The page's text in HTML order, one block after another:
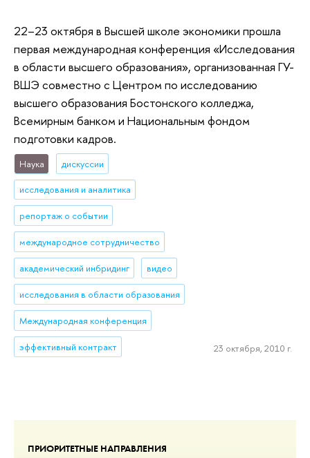
ПРИОРИТЕТНЫЕ НАПРАВЛЕНИЯ
22–23 октября в Высшей школе экономики прошла
первая международная конференция «Исследования
в области высшего образования», организованная ГУ-
ВШЭ совместно с Центром по исследованию
высшего образования Бостонского колледжа,
Всемирным банком и Национальным фондом
подготовки кадров.
Наука дискуссии
исследования и аналитика
репортаж о событии
международное сотрудничество
академический инбридинг видео
исследования в области образования
Международная конференция
эффективный контракт 23 октября, 2010 г.